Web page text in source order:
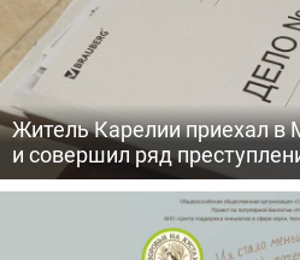
Житель Карелии приехал в
и совершил ряд